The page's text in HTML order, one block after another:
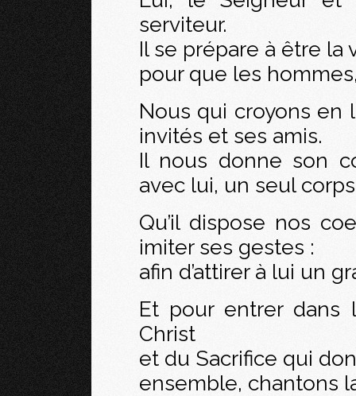
serviteur.
Il se prépare à être la
pour que les
Nous qui croyons en
invités et ses amis.
Il nous donne son
avec lui, un seul
Qu’il dispose nos
imiter ses gestes :
afin d’attirer à lui un
Et pour entrer dans
Christ
et du Sacrifice qui
ensemble, chantons